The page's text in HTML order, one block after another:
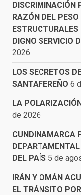
DISCRIMINACIÓN
RAZÓN DEL
DIGNO SERVICIO
2026
LOS SECRETOS
SANTAFEREÑO 6
LA
de 2026
CUNDINAMARCA
DEL PAÍS 5 de
IRÁN Y OMÁN
EL TRÁNSITO